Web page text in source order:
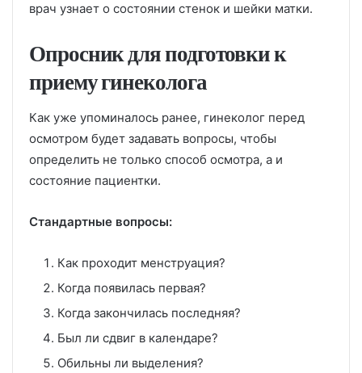
врач узнает о состоянии стенок и шейки матки.
Опросник для подготовки к
приему гинеколога
Как уже упоминалось ранее, гинеколог перед
осмотром будет задавать вопросы, чтобы
определить не только способ осмотра, а и
состояние пациентки.
Стандартные вопросы:
Как проходит менструация?
Когда появилась первая?
Когда закончилась последняя?
Был ли сдвиг в календаре?
Обильны ли выделения?